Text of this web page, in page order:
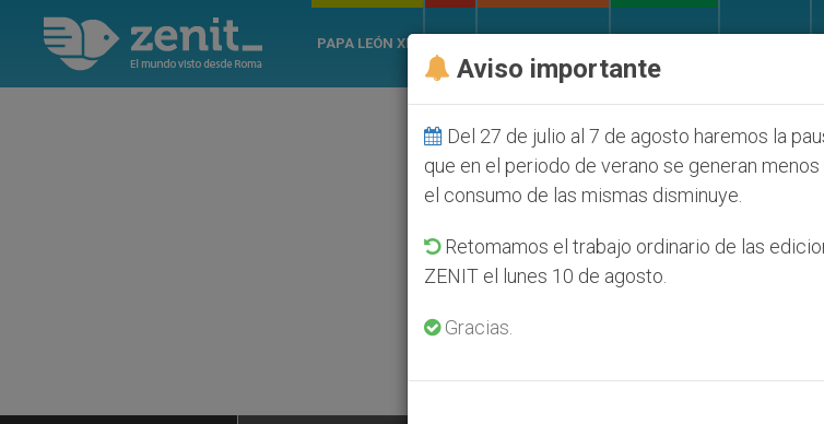
PAPA LEÓN XIV
Aviso importante
Del 27 de julio al 7 de agosto haremos la
que en el periodo de verano se generan
el consumo de las mismas disminuye.
Retomamos el trabajo ordinario de las
ZENIT el lunes 10 de agosto.
Gracias.